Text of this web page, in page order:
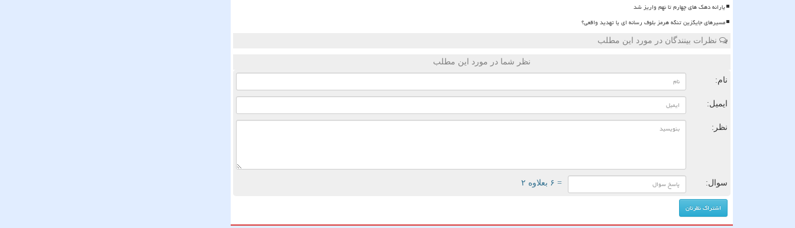
یارانه دهک های چهارم تا نهم واریز شد
مسیرهای جایگزین تنگه هرمز بلوف رسانه ای یا تهدید واقعی؟
نظرات بینندگان در مورد این مطلب
نظر شما در مورد این مطلب
نام:
ایمیل:
نظر:
سوال: = ۶ بعلاوه ۲